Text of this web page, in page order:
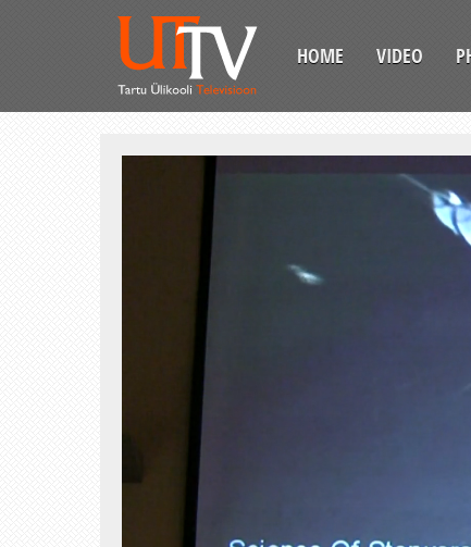
HOME VIDEO